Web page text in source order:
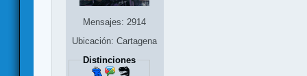
Mensajes: 2914
Ubicación: Cartagena
Distinciones